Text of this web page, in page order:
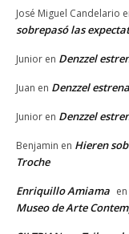
José Miguel Candelario
sobrepasó las
Junior en Denzzel
Juan en Denzzel
Junior en Denzzel
Benjamin en Hieren
Troche
Enriquillo Amiama en
Museo de Arte